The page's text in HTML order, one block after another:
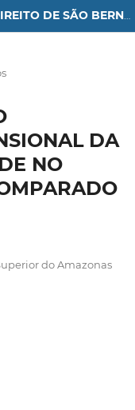
REVISTA DA FACULDADE DE DIREITO DE SÃO BERNARDO DO CAMPO
DA
NO
do Amazonas